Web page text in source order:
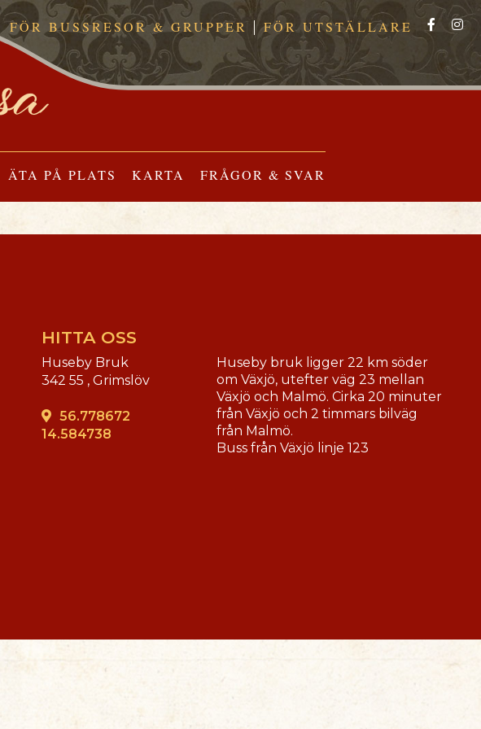
FÖR BUSSRESOR & GRUPPER FÖR UTSTÄLLARE
ÄTA PÅ PLATS KARTA FRÅGOR & SVAR
HITTA OSS
Huseby Bruk
342 55 , Grimslöv
56.778672
14.584738
Huseby bruk ligger 22 km söder
om Växjö, utefter väg 23 mellan
Växjö och Malmö. Cirka 20 minuter
från Växjö och 2 timmars bilväg
från Malmö.
Buss från Växjö linje 123